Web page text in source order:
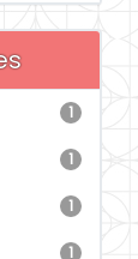
1
1
1
1